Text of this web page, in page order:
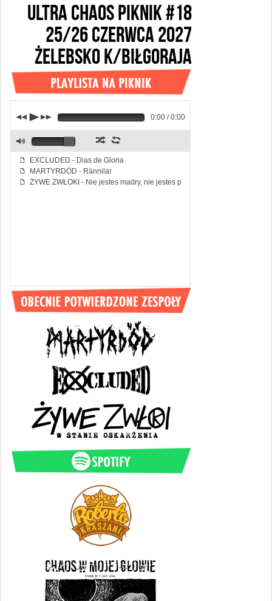
ULTRA CHAOS PIKNIK #18
25/26 CZERWCA 2027
ŻELEBSKO k/BIŁGORAJA
p
j k 0:00 / 0:00
f EXCLUDED - Dias de Gloria
f MARTYRDÖD - Rännilar
f ŻYWE ZWŁOKI - Nie jestes madry, nie jestes piekny
M z l